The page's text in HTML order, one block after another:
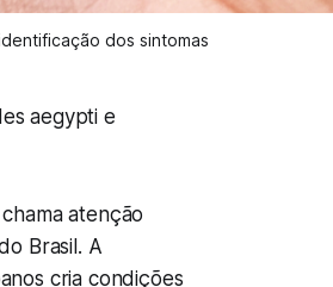
dos sintomas
aegypti e
atenção
Brasil. A
cria condições